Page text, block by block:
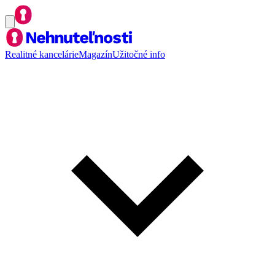
Realitné kancelárieMagazínUžitočné info